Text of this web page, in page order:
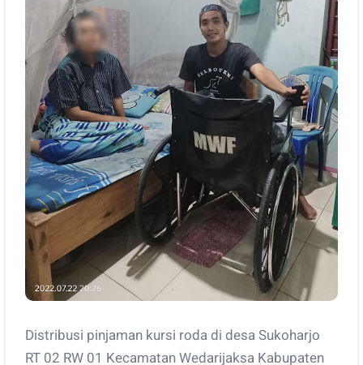
Distribusi pinjaman kursi roda di desa Sukoharjo
RT 02 RW 01 Kecamatan Wedarijaksa Kabupaten